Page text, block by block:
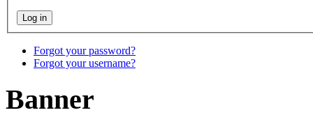
Forgot your password?
Forgot your username?
Banner